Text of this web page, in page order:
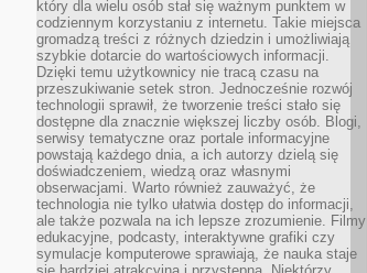
który dla wielu osób stał się ważnym punktem w
codziennym korzystaniu z internetu. Takie miejsca
gromadzą treści z różnych dziedzin i umożliwiają
szybkie dotarcie do wartościowych informacji.
Dzięki temu użytkownicy nie tracą czasu na
przeszukiwanie setek stron. Jednocześnie rozwój
technologii sprawił, że tworzenie treści stało się
dostępne dla znacznie większej liczby osób. Blogi,
serwisy tematyczne oraz portale informacyjne
powstają każdego dnia, a ich autorzy dzielą się
doświadczeniem, wiedzą oraz własnymi
obserwacjami. Warto również zauważyć, że
technologia nie tylko ułatwia dostęp do informacji,
ale także pozwala na ich lepsze zrozumienie. Filmy
edukacyjne, podcasty, interaktywne grafiki czy
symulacje komputerowe sprawiają, że nauka staje